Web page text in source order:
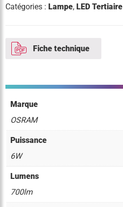
Catégories :Lampe,LED Tertiaire
Fiche technique
Marque
OSRAM
Puissance
6W
Lumens
700lm